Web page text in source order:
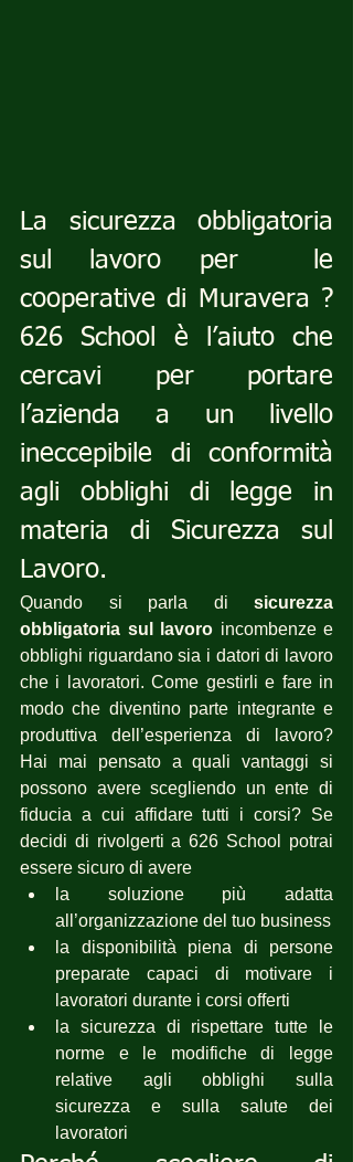
La sicurezza obbligatoria
sul lavoro per  le
cooperative di Muravera ?
626 School è l’aiuto che
cercavi per portare
l’azienda a un livello
ineccepibile di conformità
agli obblighi di legge in
materia di Sicurezza sul
Lavoro.
Quando si parla di sicurezza
obbligatoria sul lavoro incombenze e
obblighi riguardano sia i datori di lavoro
che i lavoratori. Come gestirli e fare in
modo che diventino parte integrante e
produttiva dell’esperienza di lavoro?
Hai mai pensato a quali vantaggi si
possono avere scegliendo un ente di
fiducia a cui affidare tutti i corsi? Se
decidi di rivolgerti a 626 School potrai
essere sicuro di avere
la soluzione più adatta
all’organizzazione del tuo business
la disponibilità piena di persone
preparate capaci di motivare i
lavoratori durante i corsi offerti
la sicurezza di rispettare tutte le
norme e le modifiche di legge
relative agli obblighi sulla
sicurezza e sulla salute dei
lavoratori